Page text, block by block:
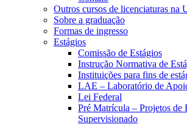
Outros cursos de licenciaturas
Sobre a graduação
Formas de ingresso
Estágios
Comissão de Estágios
Instrução Normativa de
Instituições para fins de
LAE – Laboratório de
Lei Federal
Pré Matrícula – Projetos de
Supervisionado